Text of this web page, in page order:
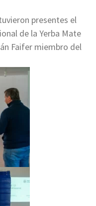
presentes el
de la Yerba Mate
Faifer miembro del